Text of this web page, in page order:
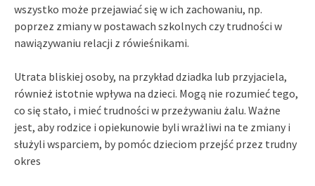
wszystko może przejawiać się w ich zachowaniu, np.
poprzez zmiany w postawach szkolnych czy trudności w
nawiązywaniu relacji z rówieśnikami.
Utrata bliskiej osoby, na przykład dziadka lub przyjaciela,
również istotnie wpływa na dzieci. Mogą nie rozumieć tego,
co się stało, i mieć trudności w przeżywaniu żalu. Ważne
jest, aby rodzice i opiekunowie byli wrażliwi na te zmiany i
służyli wsparciem, by pomóc dzieciom przejść przez trudny
okres